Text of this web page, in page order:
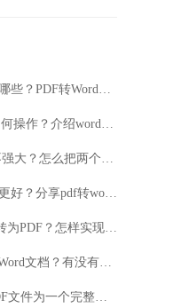
1.PDF转Word的难点有哪些？PDF转Word的好处介绍
2.手机wps word转pdf如何操作？介绍word转pdf的简单方法
3.福昕PDF365功能强不强大？怎么把两个pdf合并成一个？
4.PDF转Word工具哪个更好？分享pdf转word操作步骤
5.苹果电脑如何将PPT转为PDF？怎样实现PPT转PDF的功能？
6.如何将扫描件转换成Word文档？有没有什么方法可以把扫描件转换成Word文档？
7.如何快速合并福昕PDF文件为一个完整的PDF？福昕PDF合并工具能否帮助实现多个PDF文件的合并？